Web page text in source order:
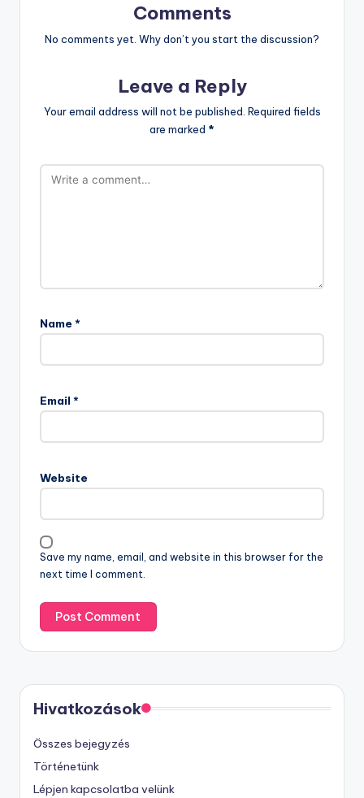
Comments
No comments yet. Why don’t you start the discussion?
Leave a Reply
Your email address will not be published. Required fields
are marked *
Name *
Email *
Website
Save my name, email, and website in this browser for the
next time I comment.
Hivatkozások
Összes bejegyzés
Történetünk
Lépjen kapcsolatba velünk